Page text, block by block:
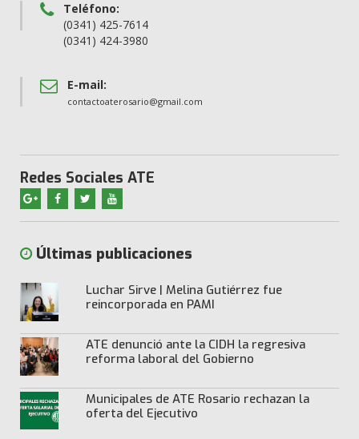
Teléfono:
(0341) 425-7614
(0341) 424-3980
E-mail:
contactoaterosario@gmail.com
Redes Sociales ATE
Últimas publicaciones
Luchar Sirve | Melina Gutiérrez fue
reincorporada en PAMI
ATE denunció ante la CIDH la regresiva
reforma laboral del Gobierno
Municipales de ATE Rosario rechazan la
oferta del Ejecutivo